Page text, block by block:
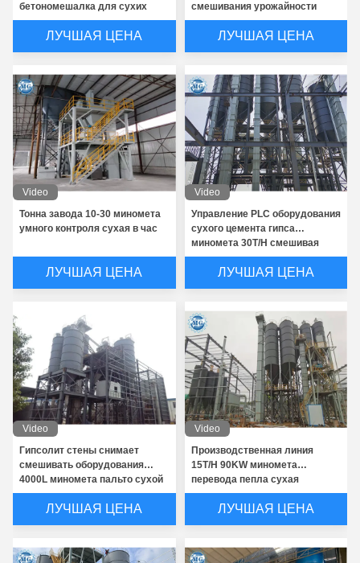
бетономешалка для сухих
строительных смесей, линия
по производству штукатурки,
шпаклевки, плиточного клея,
ЛУЧШАЯ ЦЕНА
смешивания урожайности
слипчивое смешивая
ЛУЧШАЯ ЦЕНА
Video
Тонна завода 10-30 миномета
умного контроля сухая в час
ЛУЧШАЯ ЦЕНА
Video
Управление PLC оборудования
сухого цемента гипса
миномета 30T/H смешивая
ЛУЧШАЯ ЦЕНА
Video
Гипсолит стены снимает
смешивать оборудования
4000L миномета пальто сухой
ЛУЧШАЯ ЦЕНА
Video
Производственная линия
15T/H 90KW миномета
перевода пепла сухая
ЛУЧШАЯ ЦЕНА